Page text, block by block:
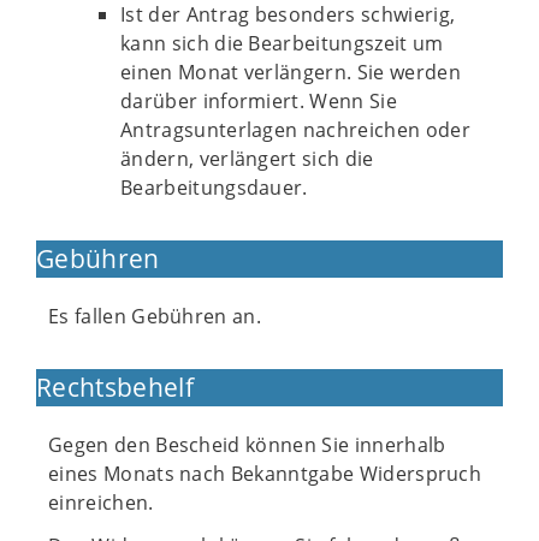
Ist der Antrag besonders schwierig,
kann sich die Bearbeitungszeit um
einen Monat verlängern. Sie werden
darüber informiert. Wenn Sie
Antragsunterlagen nachreichen oder
ändern, verlängert sich die
Bearbeitungsdauer.
Gebühren
Es fallen Gebühren an.
Rechtsbehelf
Gegen den Bescheid können Sie innerhalb
eines Monats nach Bekanntgabe Widerspruch
einreichen.